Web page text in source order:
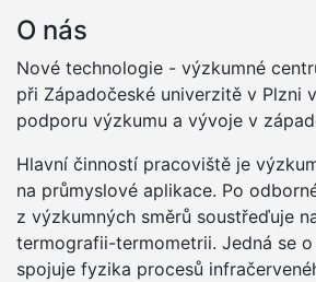
O nás
Nové technologie - výzkumné
při Západočeské univerzitě v Plzni
podporu výzkumu a vývoje v
Hlavní činností pracoviště je
na průmyslové aplikace. Po
z výzkumných směrů soustřeďuje
termografii-termometrii. Jedná se
spojuje fyzika procesů